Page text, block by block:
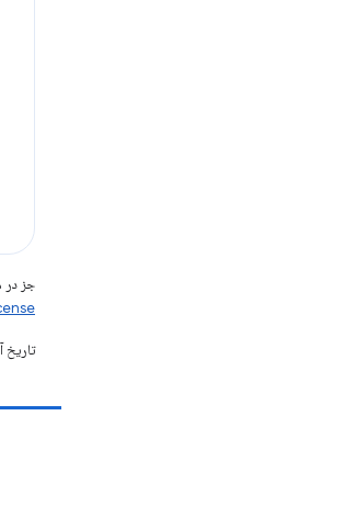
جز در
تاریخ آخرین